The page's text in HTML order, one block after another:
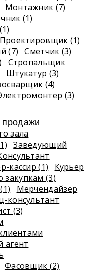
Монтажник (7)
(1)
Проектировщик (1)
(7)
Сметчик (3)
Стропальщик
Штукатур (3)
(4)
(3)
продажи
зала
Заведующий
кассир (1)
Курьер
(3)
Мерчендайзер
консультант
(3)
агент
Фасовщик (2)